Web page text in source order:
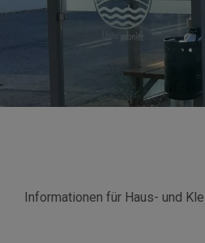
Informationen für Haus- und